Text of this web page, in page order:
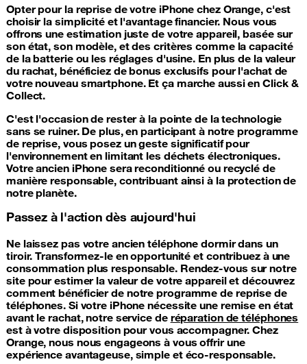
Opter pour la reprise de votre iPhone chez Orange, c'est
choisir la simplicité et l'avantage financier. Nous vous
offrons une estimation juste de votre appareil, basée sur
son état, son modèle, et des critères comme la capacité
de la batterie ou les réglages d'usine. En plus de la valeur
du rachat, bénéficiez de bonus exclusifs pour l'achat de
votre nouveau smartphone. Et ça marche aussi en Click &
Collect.
C'est l'occasion de rester à la pointe de la technologie
sans se ruiner. De plus, en participant à notre programme
de reprise, vous posez un geste significatif pour
l'environnement en limitant les déchets électroniques.
Votre ancien iPhone sera reconditionné ou recyclé de
manière responsable, contribuant ainsi à la protection de
notre planète.
Passez à l'action dès aujourd'hui
Ne laissez pas votre ancien téléphone dormir dans un
tiroir. Transformez-le en opportunité et contribuez à une
consommation plus responsable. Rendez-vous sur notre
site pour estimer la valeur de votre appareil et découvrez
comment bénéficier de notre programme de reprise de
téléphones. Si votre iPhone nécessite une remise en état
avant le rachat, notre service de réparation de téléphones
est à votre disposition pour vous accompagner. Chez
Orange, nous nous engageons à vous offrir une
expérience avantageuse, simple et éco-responsable.